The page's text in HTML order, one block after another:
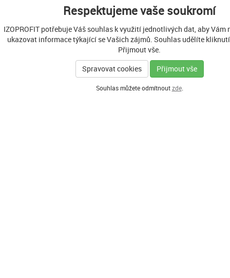
HLAVNÍ PARTNEŘI PROGRAMU
Respektujeme vaše soukromí
IZOPROFIT potřebuje Váš souhlas k využití jednotlivých dat, aby Vám
ukazovat informace týkající se Vašich zájmů. Souhlas udělíte
Přijmout vše.
Spravovat cookies
Přijmout vše
Souhlas můžete odmítnoutzde.